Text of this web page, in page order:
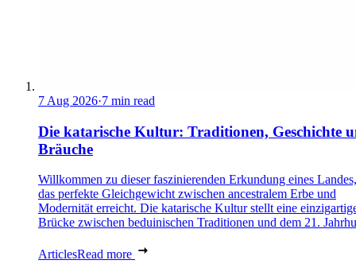
7 Aug 2026·7 min read
Die katarische Kultur: Traditionen, Geschichte
Bräuche
Willkommen zu dieser faszinierenden Erkundung eines
das perfekte Gleichgewicht zwischen ancestralem Erbe und
Modernität erreicht. Die katarische Kultur stellt eine
Brücke zwischen beduinischen Traditionen und dem 21.
ArticlesRead more